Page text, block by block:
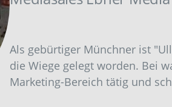
Als gebürtiger Münchner ist
die Wiege gelegt worden. Bei
Marketing-Bereich tätig und